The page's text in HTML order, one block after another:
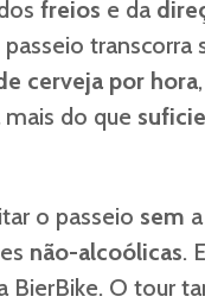
freios e da
cerveja por hora
do que
o passeio sem
não-alcoólicas.
BierBike. O tour